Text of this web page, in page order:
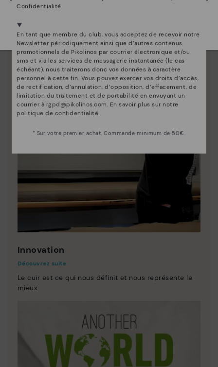
Innovation
Découvrez suite
Le cuir est ce qui nous définit et nous représente le
mieux.
Confidentialité
En tant que membre du club, vous acceptez de recevoir notre
Newsletter périodiquement ainsi que d’autres contenus
promotionnels de Pikolinos par courrier électronique et/ou
sms et via les services de messagerie instantanée (le cas
échéant), nous traiterons donc vos données à caractère
personnel à cette fin. Vous pouvez exercer vos droits d’accès,
de rectification, d’annulation, d’opposition, d’effacement, de
limitation du traitement et de portabilité en envoyant un
courrier à rgpd@pikolinos.com. En savoir plus sur notre
politique de confidentialité.
* Sur votre premier achat. Commande minimum de 50€.